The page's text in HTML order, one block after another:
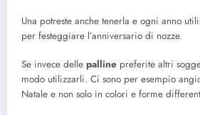
Una potreste anche tenerla e ogni anno
per festeggiare l’anniversario di nozze.
Se invece delle palline preferite altri
modo utilizzarli. Ci sono per esempio
Natale e non solo in colori e forme